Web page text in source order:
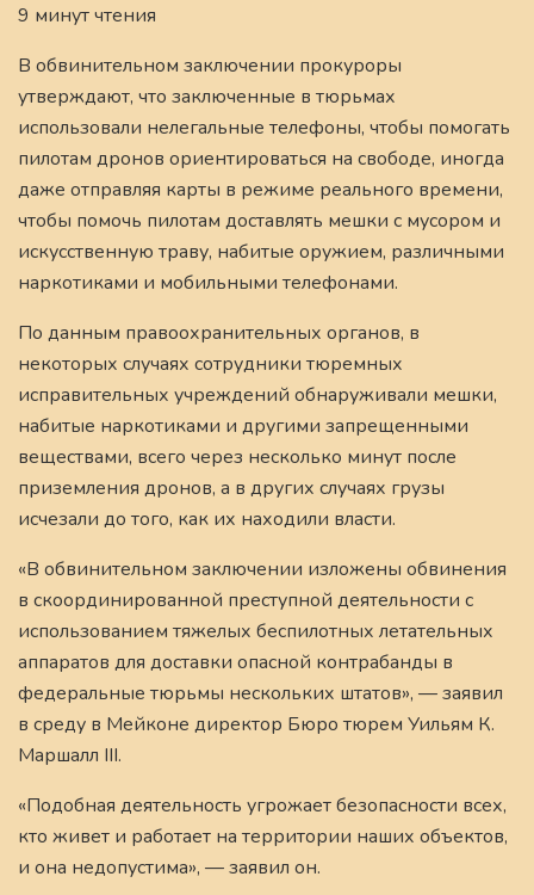
9 минут чтения
В обвинительном заключении прокуроры
утверждают, что заключенные в тюрьмах
использовали нелегальные телефоны, чтобы помогать
пилотам дронов ориентироваться на свободе, иногда
даже отправляя карты в режиме реального времени,
чтобы помочь пилотам доставлять мешки с мусором и
искусственную траву, набитые оружием, различными
наркотиками и мобильными телефонами.
По данным правоохранительных органов, в
некоторых случаях сотрудники тюремных
исправительных учреждений обнаруживали мешки,
набитые наркотиками и другими запрещенными
веществами, всего через несколько минут после
приземления дронов, а в других случаях грузы
исчезали до того, как их находили власти.
«В обвинительном заключении изложены обвинения
в скоординированной преступной деятельности с
использованием тяжелых беспилотных летательных
аппаратов для доставки опасной контрабанды в
федеральные тюрьмы нескольких штатов», — заявил
в среду в Мейконе директор Бюро тюрем Уильям К.
Маршалл III.
«Подобная деятельность угрожает безопасности всех,
кто живет и работает на территории наших объектов,
и она недопустима», — заявил он.